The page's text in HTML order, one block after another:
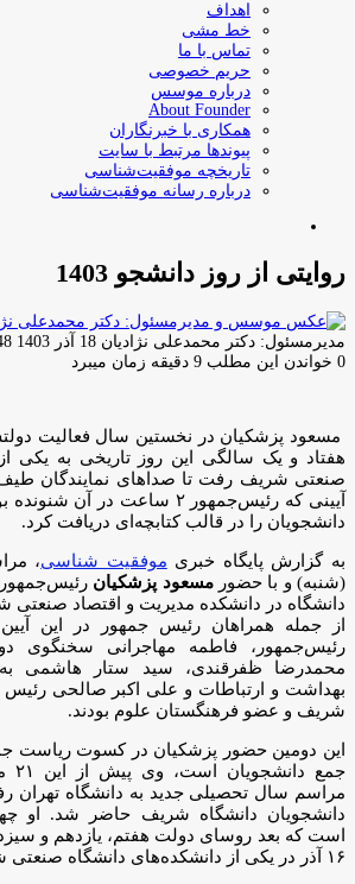
اهداف
خط مشی
تماس با ما
حریم خصوصی
درباره موسس
About Founder
همکاری با خبرنگاران
پیوندها مرتبط با سایت
تاریخچه موفقیت‌شناسی
درباره رسانه موفقیت‌شناسی
روایتی از روز دانشجو 1403
مدیرمسئول: دکتر محمدعلی نژادیان ارسال
ایمیل
18 آذر 1403 08:48
0 خواندن این مطلب 9 دقیقه زمان میبرد
مسعود پزشکیان در نخستین سال فعالیت
هفتاد و یک سالگی این روز تاریخی به یکی
صنعتی شریف رفت تا صداهای نمایندگان
دانشجویان را در قالب کتابچه‌ای دریافت کرد.
به گزارش پایگاه خبری موفقیت شناسی،
(شنبه) و با حضورمسعود پزشکیان
دانشگاه در دانشکده مدیریت و اقتصاد صنعتی
از جمله همراهان رئیس جمهور در این آیین
رئیس‌جمهور، فاطمه مهاجرانی سخنگوی
محمدرضا ظفرقندی، سید ستار هاشمی به
بهداشت و ارتباطات و علی اکبر صالحی رئیس
شریف و عضو فرهنگستان علوم بودند.
این دومین حضور پزشکیان در کسوت ریاست
مراسم سال تحصیلی جدید به دانشگاه تهران
دانشجویان دانشگاه شریف حاضر شد. او
است که بعد روسای دولت هفتم، یازدهم و
۱۶ آذر در یکی از دانشکده‌های دانشگاه صنعتی شریف حضور یافت.